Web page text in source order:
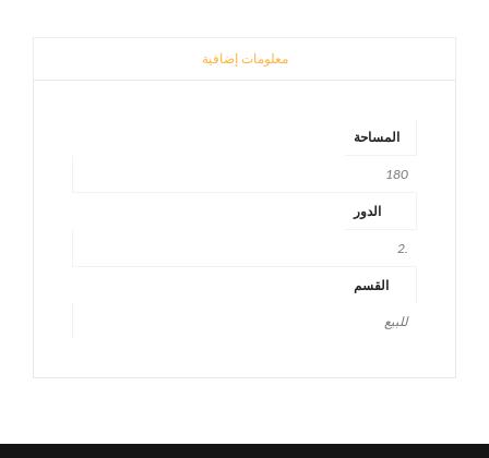
معلومات إضافية
المساحة
180
الدور
القسم
للبيع